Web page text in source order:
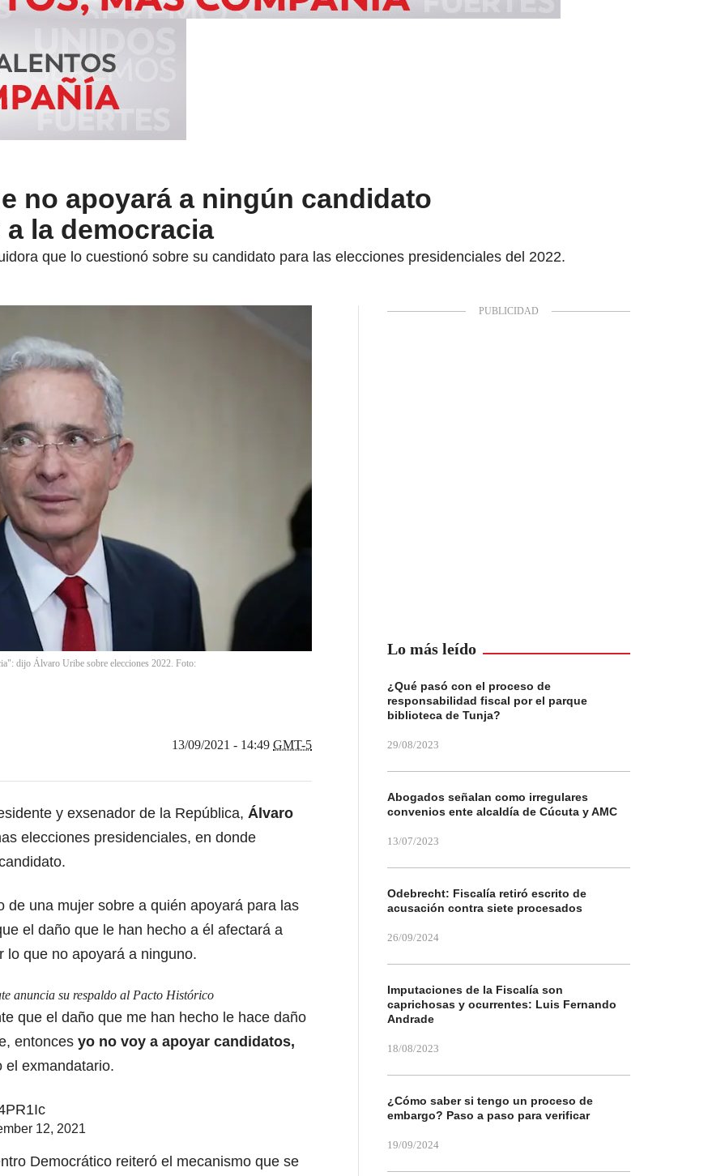
no apoyará a ningún candidato
la democracia
que lo cuestionó sobre su candidato para las elecciones presidenciales del 2022.
dijo Álvaro Uribe sobre elecciones 2022. Foto:
13/09/2021 - 14:49 GMT-5
y exsenador de la República, Álvaro
elecciones presidenciales, en donde
de una mujer sobre a quién apoyará para las
el daño que le han hecho a él afectará a
lo que no apoyará a ninguno.
anuncia su respaldo al Pacto Histórico
que el daño que me han hecho le hace daño
entonces yo no voy a apoyar candidatos,
el exmandatario.
12, 2021
Democrático reiteró el mecanismo que se
Lo más leído
¿Qué pasó con el proceso de
responsabilidad fiscal por el parque
biblioteca de Tunja?
29/08/2023
Abogados señalan como irregulares
convenios ente alcaldía de Cúcuta y AMC
13/07/2023
Odebrecht: Fiscalía retiró escrito de
acusación contra siete procesados
26/09/2024
Imputaciones de la Fiscalía son
caprichosas y ocurrentes: Luis Fernando
Andrade
18/08/2023
¿Cómo saber si tengo un proceso de
embargo? Paso a paso para verificar
19/09/2024